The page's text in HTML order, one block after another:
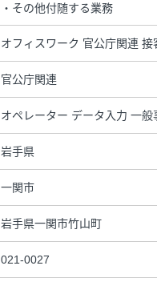
・その他付随する業務
オフィスワーク 官公庁関連 接
官公庁関連
オペレーター データ入力 一般
岩手県
一関市
岩手県一関市竹山町
021-0027